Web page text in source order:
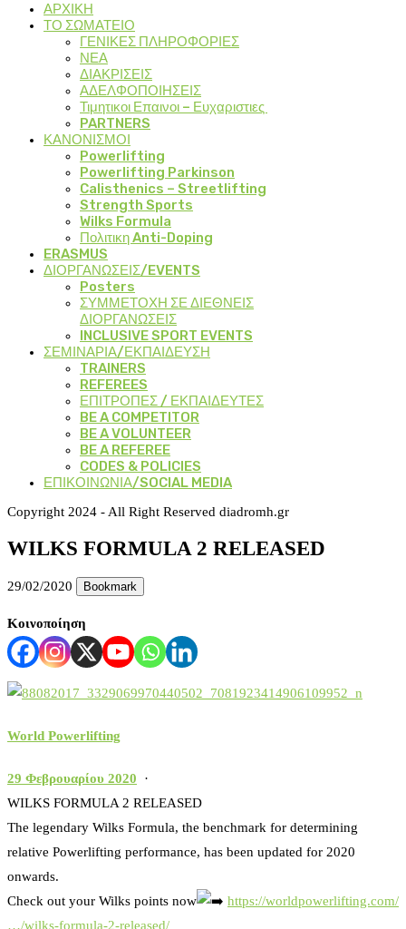
ΑΡΧΙΚΗ
ΤΟ ΣΩΜΑΤΕΙΟ
ΓΕΝΙΚΕΣ ΠΛΗΡΟΦΟΡΙΕΣ
ΝΕΑ
ΔΙΑΚΡΙΣΕΙΣ
ΑΔΕΛΦΟΠΟΙΗΣΕΙΣ
Τιμητικοι Επαινοι – Ευχαριστιες
PARTNERS
ΚΑΝΟΝΙΣΜΟΙ
Powerlifting
Powerlifting Parkinson
Calisthenics – Streetlifting
Strength Sports
Wilks Formula
Πολιτικη Anti-Doping
ERASMUS
ΔΙΟΡΓΑΝΩΣΕΙΣ/EVENTS
Posters
ΣΥΜΜΕΤΟΧΗ ΣΕ ΔΙΕΘΝΕΙΣ
ΔΙΟΡΓΑΝΩΣΕΙΣ
INCLUSIVE SPORT EVENTS
ΣΕΜΙΝΑΡΙΑ/ΕΚΠΑΙΔΕΥΣΗ
TRAINERS
REFEREES
ΕΠΙΤΡΟΠΕΣ / ΕΚΠΑΙΔΕΥΤΕΣ
BE A COMPETITOR
BE A VOLUNTEER
BE A REFEREE
CODES & POLICIES
ΕΠΙΚΟΙΝΩΝΙΑ/SOCIAL MEDIA
Copyright 2024 - All Right Reserved diadromh.gr
WILKS FORMULA 2 RELEASED
29/02/2020 Bookmark
Κοινοποίηση
World Powerlifting
29 Φεβρουαρίου 2020
·
WILKS FORMULA 2 RELEASED
The legendary Wilks Formula, the benchmark for determining
relative Powerlifting performance, has been updated for 2020
onwards.
Check out your Wilks points now
https://worldpowerlifting.com/
…/wilks-formula-2-released/